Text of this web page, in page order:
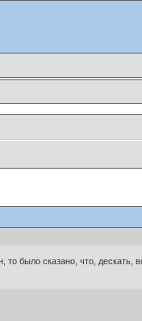
было сказано, что,